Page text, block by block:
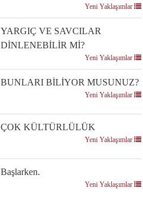
Yeni Yaklaşımlar
YARGIÇ VE SAVCILAR
DİNLENEBİLİR Mİ?
Yeni Yaklaşımlar
BUNLARI BİLİYOR MUSUNUZ?
Yeni Yaklaşımlar
ÇOK KÜLTÜRLÜLÜK
Yeni Yaklaşımlar
Başlarken.
Yeni Yaklaşımlar